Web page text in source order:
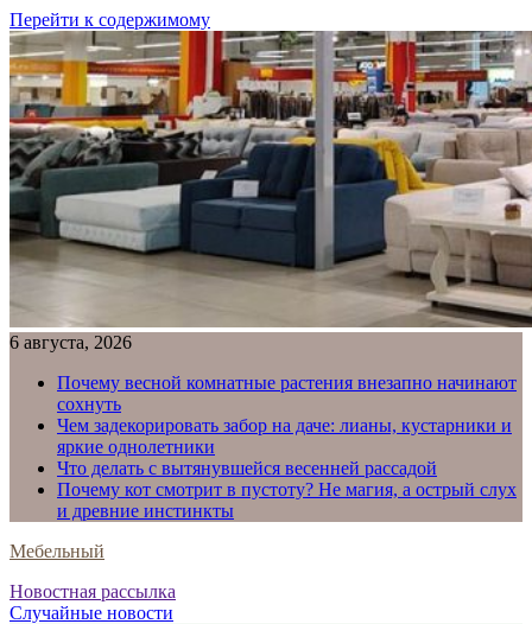
Перейти к содержимому
6 августа, 2026
Почему весной комнатные растения внезапно начинают
сохнуть
Чем задекорировать забор на даче: лианы, кустарники и
яркие однолетники
Что делать с вытянувшейся весенней рассадой
Почему кот смотрит в пустоту? Не магия, а острый слух
и древние инстинкты
Мебельный
Новостная рассылка
Случайные новости